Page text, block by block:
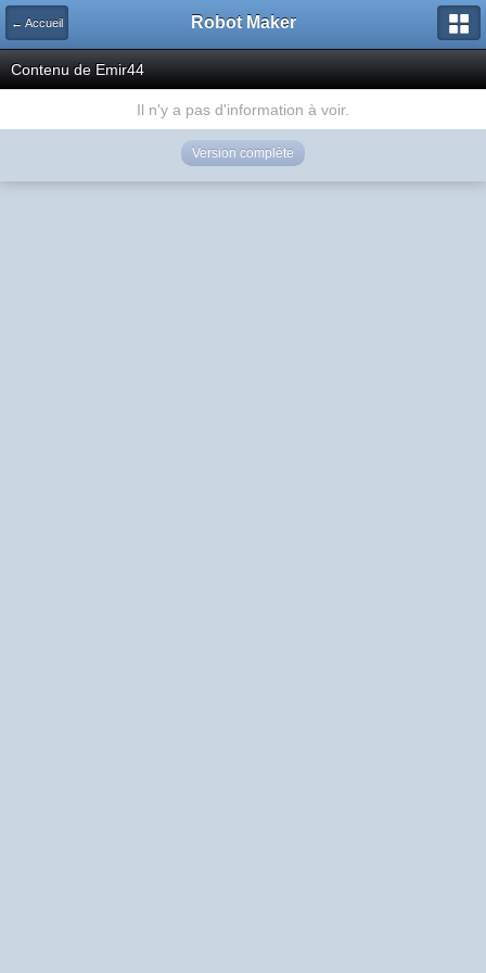
← Accueil Robot Maker
Contenu de Emir44
Il n'y a pas d'information à voir.
Version complète